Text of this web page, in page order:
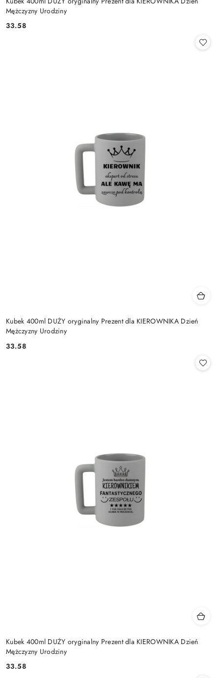
Mężczyzny Urodziny
Cena:
33.58
Kubek 400ml DUŻY oryginalny Prezent dla KIEROWNIKA Dzień
Mężczyzny Urodziny
Cena:
33.58
Kubek 400ml DUŻY oryginalny Prezent dla KIEROWNIKA Dzień
Mężczyzny Urodziny
Cena:
33.58